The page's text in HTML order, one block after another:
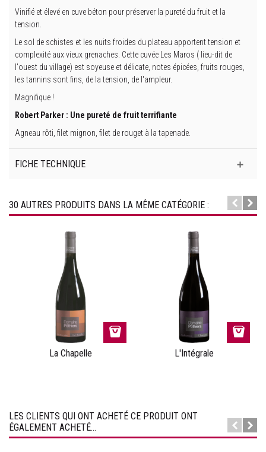
Vinifié et élevé en cuve béton pour préserver la pureté du fruit et la
tension.
Le sol de schistes et les nuits froides du plateau apportent tension et
complexité aux vieux grenaches. Cette cuvée Les Maros ( lieu-dit de
l'ouest du village) est soyeuse et délicate, notes épicées, fruits rouges,
les tannins sont fins, de la tension, de l'ampleur.
Magnifique !
Robert Parker : Une pureté de fruit terrifiante
Agneau rôti, filet mignon, filet de rouget à la tapenade.
FICHE TECHNIQUE
30 AUTRES PRODUITS DANS LA MÊME CATÉGORIE :
La Chapelle L'Intégrale
LES CLIENTS QUI ONT ACHETÉ CE PRODUIT ONT
ÉGALEMENT ACHETÉ...